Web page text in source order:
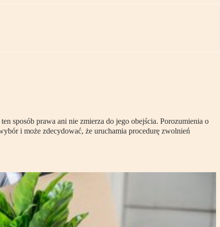
sposób prawa ani nie zmierza do jego obejścia. Porozumienia o
i może zdecydować, że uruchamia procedurę zwolnień